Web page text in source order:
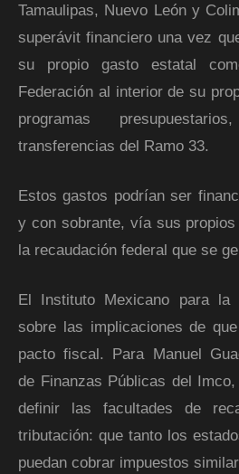
Tamaulipas, Nuevo León y
superávit financiero una vez
su propio gasto estatal
Federación al interior de su
programas
transferencias del Ramo 33.
Estos gastos podrían ser
y con sobrante, vía sus
la recaudación federal que se
El Instituto Mexicano para la
sobre las implicaciones de
pacto fiscal. Para Manuel
de Finanzas Públicas del
definir las facultades de
tributación: que tanto los
puedan cobrar impuestos